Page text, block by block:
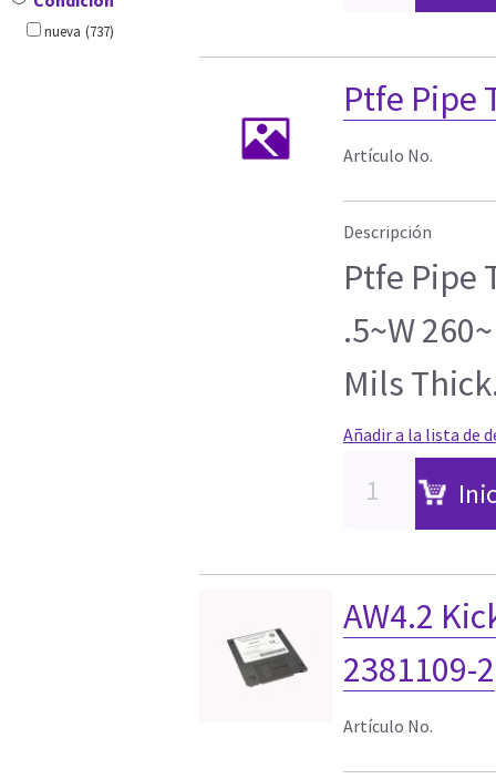
nueva (737)
Ptfe Pipe
Artículo No.
Descripción
Ptfe Pipe
.5~W
Mils
Añadir a la lista de
AW4.2
2381109-2
Artículo No.